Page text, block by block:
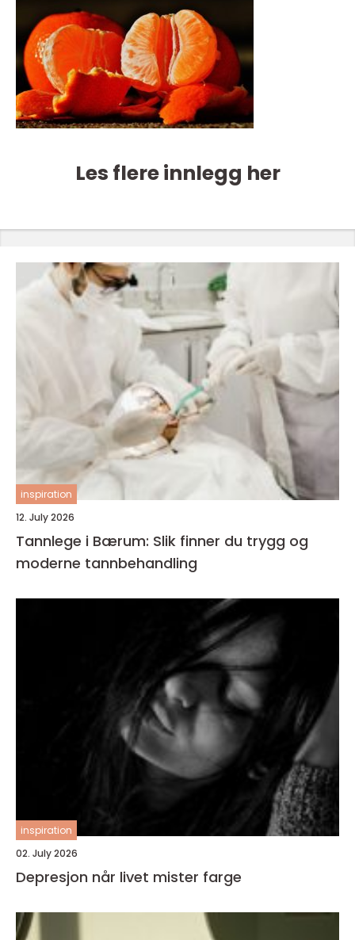
Les flere innlegg her
inspiration
12. July 2026
Tannlege i Bærum: Slik finner du trygg og
moderne tannbehandling
inspiration
02. July 2026
Depresjon når livet mister farge